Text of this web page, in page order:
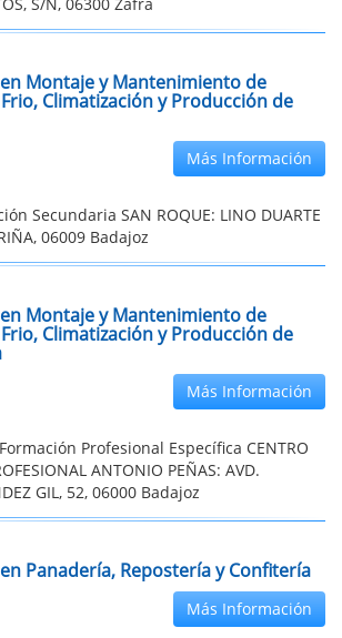
Montaje y Mantenimiento de
Climatización y Producción de
Más Información
Secundaria SAN ROQUE: LINO DUARTE
06009 Badajoz
Montaje y Mantenimiento de
Climatización y Producción de
Más Información
Profesional Específica CENTRO
ANTONIO PEÑAS: AVD.
GIL, 52, 06000 Badajoz
Panadería, Repostería y Confitería
Más Información